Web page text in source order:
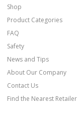
Shop
Product Categories
FAQ
Safety
News and Tips
About Our Company
Contact Us
Find the Nearest Retailer